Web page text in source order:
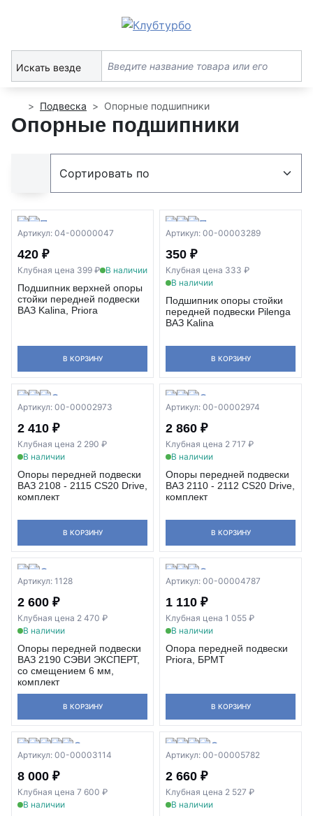
Искать везде
Подвеска Опорные подшипники
Опорные подшипники
Артикул: 04-00000047
420 ₽
Клубная цена 399 ₽ В наличии
Подшипник верхней опоры
стойки передней подвески
ВАЗ Kalina, Priora
В КОРЗИНУ
Артикул: 00-00003289
350 ₽
Клубная цена 333 ₽
В наличии
Подшипник опоры стойки
передней подвески Pilenga
ВАЗ Kalina
В КОРЗИНУ
Артикул: 00-00002973
2 410 ₽
Клубная цена 2 290 ₽
В наличии
Опоры передней подвески
ВАЗ 2108 - 2115 CS20 Drive,
комплект
В КОРЗИНУ
Артикул: 00-00002974
2 860 ₽
Клубная цена 2 717 ₽
В наличии
Опоры передней подвески
ВАЗ 2110 - 2112 CS20 Drive,
комплект
В КОРЗИНУ
Артикул: 1128
2 600 ₽
Клубная цена 2 470 ₽
В наличии
Опоры передней подвески
ВАЗ 2190 СЭВИ ЭКСПЕРТ,
со смещением 6 мм,
комплект
В КОРЗИНУ
Артикул: 00-00004787
1 110 ₽
Клубная цена 1 055 ₽
В наличии
Опора передней подвески
Priora, БРМТ
В КОРЗИНУ
Артикул: 00-00003114
8 000 ₽
Клубная цена 7 600 ₽
В наличии
Артикул: 00-00005782
2 660 ₽
Клубная цена 2 527 ₽
В наличии